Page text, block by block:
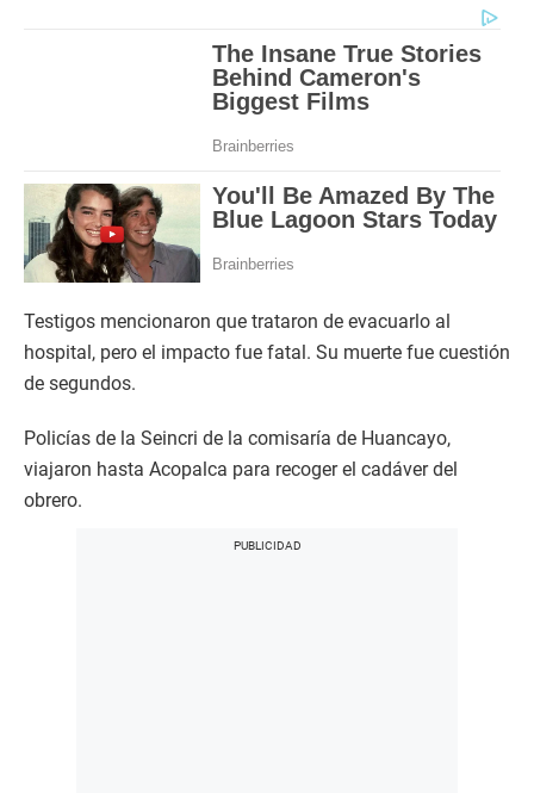
Testigos mencionaron que trataron de evacuarlo al
hospital, pero el impacto fue fatal. Su muerte fue cuestión
de segundos.
Policías de la Seincri de la comisaría de Huancayo,
viajaron hasta Acopalca para recoger el cadáver del
obrero.